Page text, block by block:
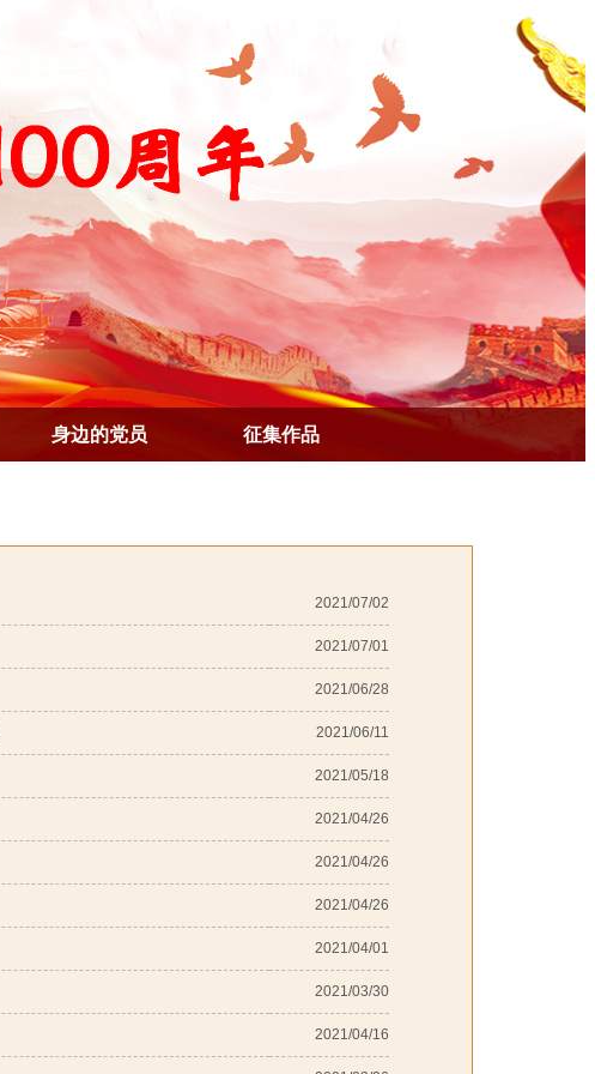
身边的党员 征集作品
2021/07/02
2021/07/01
2021/06/28
2021/06/11
2021/05/18
2021/04/26
2021/04/26
2021/04/26
2021/04/01
2021/03/30
2021/04/16